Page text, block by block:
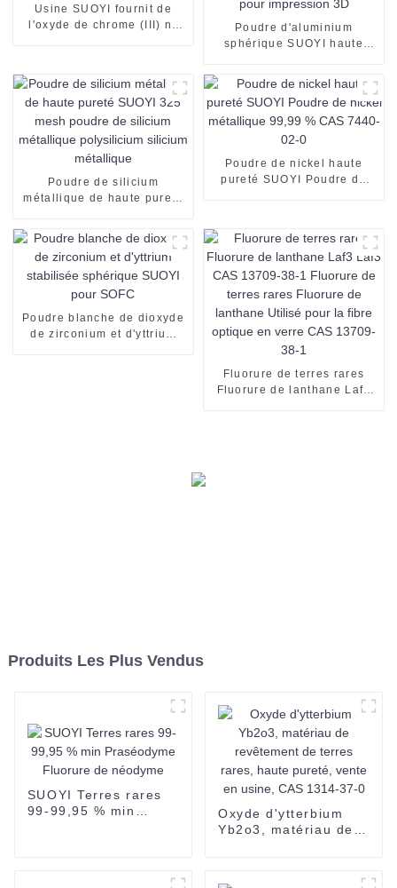
Usine SUOYI fournit de
l'oxyde de chrome (III) n°
Poudre d'aluminium
sphérique SUOYI haute
argentée pour impression
3D
Poudre de silicium
métallique de haute pureté
polysilicium silicium
métallique
Poudre de nickel haute
pureté SUOYI Poudre de
Poudre blanche de dioxyde
de zirconium et d'yttrium
Fluorure de terres rares
Fluorure de lanthane Laf3
Produits Les Plus Vendus
SUOYI Terres rares
99-99,95 % min
Oxyde d'ytterbium
Yb2o3, matériau de